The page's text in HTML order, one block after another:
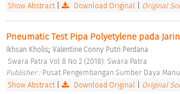
Show Abstract| Download Original Original
Pneumatic Test Pipa Polyetylene pada
Ikhsan Kholis; Valentine Conny Putri Perdana
Swara Patra Vol 8 No 2 (2018): Swara Patra
Publisher : Pusat Pengembangan Sumber Daya
Show Abstract| Download Original Original